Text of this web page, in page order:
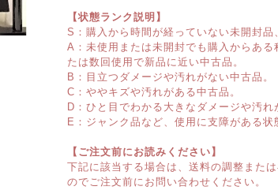
【状態ランク説明】
S：購入から時間が経っていない未開封品
A：未使用または未開封でも購入からある
たは数回使用で新品に近い中古品。
B：目立つダメージや汚れがない中古品。
C：ややキズや汚れがある中古品。
D：ひと目でわかる大きなダメージや汚れ
E：ジャンク品など、使用に支障がある状
【ご注文前にお読みください】
下記に該当する場合は、送料の調整また
のでご注文前にお問い合わせください。